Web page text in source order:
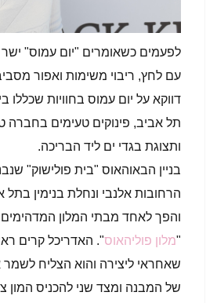
לפעמים כשאומרים "יום עמוס" ישר
עם לחץ, ריבוי משימות ואפור
דווקא על יום עמוס בחוויות
תל אביב, פינוקים טעימים בחברה
ותצוגת בגדי ים ליד הבריכה.
הרחובות אלנבי ונחלת בנימין בתל
והפך לאחד מבתי המלון המדהימים
"מלון פוליהאוס". האדריכל קרים
שאחראי ליצירה והוא הצליח
של המבנה ומצד שני להכניס המון